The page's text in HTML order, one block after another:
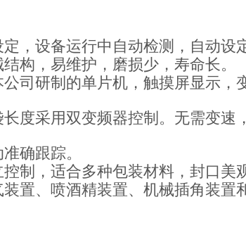
，设备运行中自动检测，自动设
构，易维护，磨损少，寿命长。
司研制的单片机，触摸屏显示，
度采用双变频器控制。无需变速
确跟踪。
制，适合多种包装材料，封口美
置、喷酒精装置、机械插角装置